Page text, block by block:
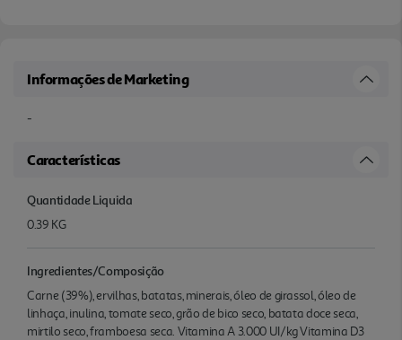
Informações de Marketing
-
Características
Quantidade Liquida
0.39 KG
Ingredientes/Composição
Carne (39%), ervilhas, batatas, minerais, óleo de girassol, óleo de
linhaça, inulina, tomate seco, grão de bico seco, batata doce seca,
mirtilo seco, framboesa seca. Vitamina A 3.000 UI/kg Vitamina D3